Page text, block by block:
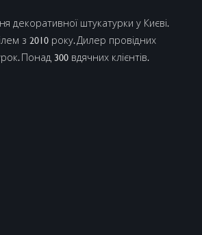
декоративної штукатурки у Києві.
з 2010 року. Дилер провідних
Понад 300 вдячних клієнтів.